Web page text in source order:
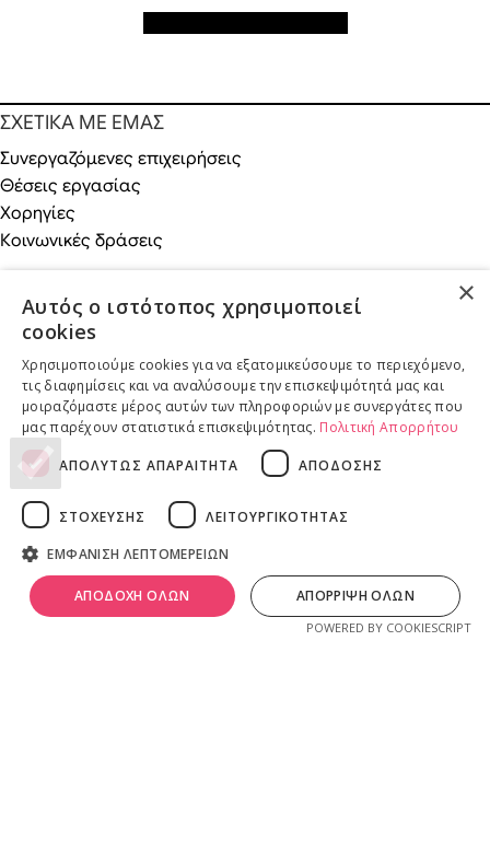
ΣΧΕΤΙΚΑ ΜΕ ΕΜΑΣ
Συνεργαζόμενες επιχειρήσεις
Θέσεις εργασίας
Χορηγίες
Κοινωνικές δράσεις
ONLINE ΑΓΟΡΕΣ
Επιστροφές προϊόντων
Παραδόσεις προϊόντων
ΝΟΜΙΚΕΣ ΠΛΗΡΟΦΟΡΙΕΣ
Όροι & Προϋποθέσεις
Πνευματικά Δικαιώματα λivadeiashop.
Ιδιοκτησία, δημιουργία, branding, τεχνική & εμπορική διαχείριση
0
Καλάθι
×
Αυτός ο ιστότοπος χρησιμοποιεί
cookies
Χρησιμοποιούμε cookies για να εξατομικεύσουμε το περιεχόμενο,
τις διαφημίσεις και να αναλύσουμε την επισκεψιμότητά μας και
μοιραζόμαστε μέρος αυτών των πληροφοριών με συνεργάτες που
μας παρέχουν στατιστικά επισκεψιμότητας. Πολιτική Απορρήτου
ΑΠΟΛΥΤΩΣ ΑΠΑΡΑΙΤΗΤΑ ΑΠΟΔΟΣΗΣ
ΣΤΟΧΕΥΣΗΣ
ΛΕΙΤΟΥΡΓΙΚΟΤΗΤΑΣ
ΕΜΦΑΝΙΣΗ ΛΕΠΤΟΜΕΡΕΙΩΝ
ΑΠΟΔΟΧΗ ΟΛΩΝ ΑΠΟΡΡΙΨΗ ΟΛΩΝ
POWERED BY COOKIESCRIPT